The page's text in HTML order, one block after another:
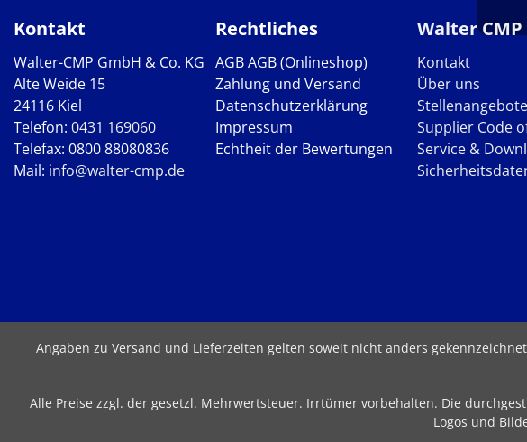
Kontakt
Walter-CMP GmbH & Co. KG
Alte Weide 15
24116 Kiel
Telefon: 0431 169060
Telefax: 0800 88080836
Mail: info@walter-cmp.de
Rechtliches
AGBAGB (Onlineshop)
Zahlung und Versand
Datenschutzerklärung
Impressum
Echtheit der Bewertungen
Walter CMP
Kontakt
Über uns
Stellenangebote
Supplier Code
Service &
Angaben zu Versand und Lieferzeiten gelten soweit nicht anders
Alle Preise zzgl. der gesetzl. Mehrwertsteuer. Irrtümer vorbehalten. Die
Logos und